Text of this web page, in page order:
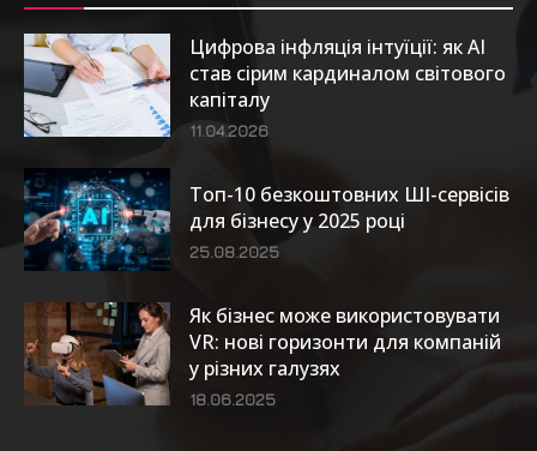
Цифрова інфляція інтуїції: як AI
став сірим кардиналом світового
капіталу
11.04.2026
Топ-10 безкоштовних ШІ-сервісів
для бізнесу у 2025 році
25.08.2025
Як бізнес може використовувати
VR: нові горизонти для компаній
у різних галузях
18.06.2025